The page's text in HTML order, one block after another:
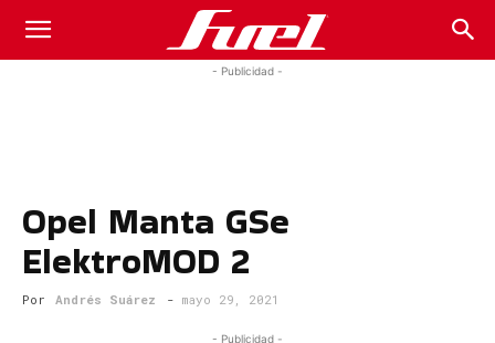
Fuel
Magazine
- Publicidad -
Opel Manta GSe
ElektroMOD 2
Por Andrés Suárez - mayo 29, 2021
- Publicidad -